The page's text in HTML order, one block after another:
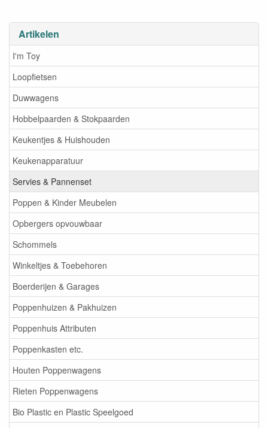
Artikelen
I'm Toy
Loopfietsen
Duwwagens
Hobbelpaarden & Stokpaarden
Keukentjes & Huishouden
Keukenapparatuur
Servies & Pannenset
Poppen & Kinder Meubelen
Opbergers opvouwbaar
Schommels
Winkeltjes & Toebehoren
Boerderijen & Garages
Poppenhuizen & Pakhuizen
Poppenhuis Attributen
Poppenkasten etc.
Houten Poppenwagens
Rieten Poppenwagens
Bio Plastic en Plastic Speelgoed